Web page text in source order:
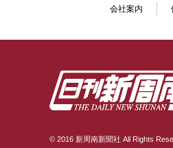
会社案内
© 2016 新周南新聞社 All Rights